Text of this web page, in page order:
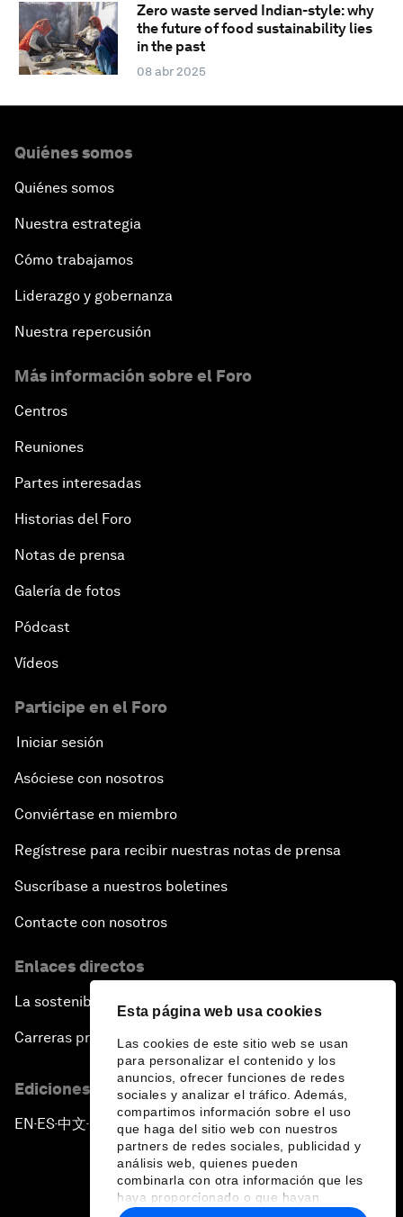
Esta página web usa cookies
Las cookies de este sitio web se usan
para personalizar el contenido y los
anuncios, ofrecer funciones de redes
sociales y analizar el tráfico. Además,
compartimos información sobre el uso
que haga del sitio web con nuestros
partners de redes sociales, publicidad y
análisis web, quienes pueden
combinarla con otra información que les
haya proporcionado o que hayan
Zero waste served Indian-style: why
the future of food sustainability lies
in the past
08 abr 2025
Quiénes somos
Quiénes somos
Nuestra estrategia
Cómo trabajamos
Liderazgo y gobernanza
Nuestra repercusión
Más información sobre el Foro
Centros
Reuniones
Partes interesadas
Historias del Foro
Notas de prensa
Galería de fotos
Pódcast
Vídeos
Participe en el Foro
Iniciar sesión
Asóciese con nosotros
Conviértase en miembro
Regístrese para recibir nuestras notas de prensa
Suscríbase a nuestros boletines
Contacte con nosotros
Enlaces directos
La sostenibilidad en el Foro
Carreras profesionales
Ediciones en otros idiomas
EN ▪ES▪中文▪ 日本語